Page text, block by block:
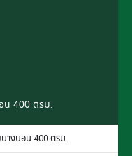
อน 400 ตรม.
บางบอน 400 ตรม.